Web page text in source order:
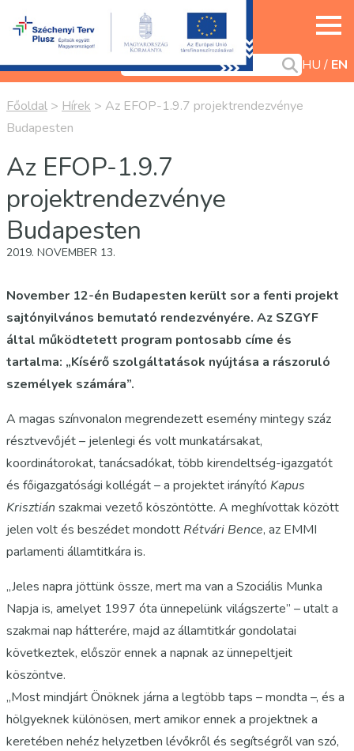
HU EN
Főoldal > Hírek > Az EFOP-1.9.7 projektrendezvénye
Budapesten
Az EFOP-1.9.7
projektrendezvénye
Budapesten
2019. NOVEMBER 13.
November 12-én Budapesten került sor a fenti projekt
sajtónyilvános bemutató rendezvényére. Az SZGYF
által működtetett program pontosabb címe és
tartalma: „Kísérő szolgáltatások nyújtása a rászoruló
személyek számára”.
A magas színvonalon megrendezett esemény mintegy száz
résztvevőjét – jelenlegi és volt munkatársakat,
koordinátorokat, tanácsadókat, több kirendeltség-igazgatót
és főigazgatósági kollégát – a projektet irányító Kapus
Krisztián szakmai vezető köszöntötte. A meghívottak között
jelen volt és beszédet mondott Rétvári Bence, az EMMI
parlamenti államtitkára is.
„Jeles napra jöttünk össze, mert ma van a Szociális Munka
Napja is, amelyet 1997 óta ünnepelünk világszerte” – utalt a
szakmai nap hátterére, majd az államtitkár gondolatai
következtek, először ennek a napnak az ünnepeltjeit
köszöntve.
„Most mindjárt Önöknek járna a legtöbb taps – mondta –, és a
hölgyeknek különösen, mert amikor ennek a projektnek a
keretében nehéz helyzetben lévőkről és segítségről van szó,